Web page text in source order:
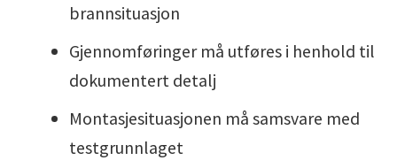
brannsituasjon
Gjennomføringer må utføres i henhold til
dokumentert detalj
Montasjesituasjonen må samsvare med
testgrunnlaget